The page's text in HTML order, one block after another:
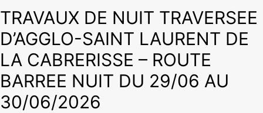
TRAVAUX DE NUIT TRAVERSEE
D’AGGLO-SAINT LAURENT DE
LA CABRERISSE – ROUTE
BARREE NUIT DU 29/06 AU
30/06/2026